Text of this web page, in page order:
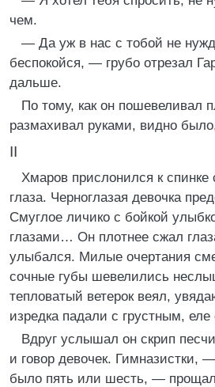
чем.
— Да уж в нас с тобой не
беспокойся, — грубо отрезал
дальше.
По тому, как он пошевеливал
размахивал руками, видно
II
Хмаров прислонился к спинке
глаза. Черноглазая девочка
Смуглое личико с бойкой
глазами… Он плотнее сжал
улыбался. Милые очертания
сочные губы шевелились
тепловатый ветерок веял,
изредка падали с грустным,
Вдруг услышал он скрип
и говор девочек. Гимназистки,
было пять или шесть, —